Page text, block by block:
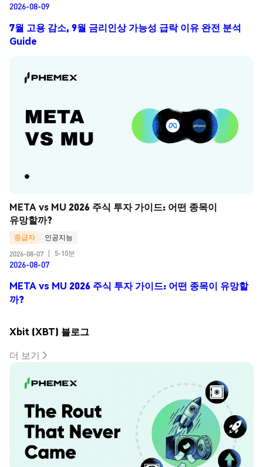
2026-08-09
7월 고용 감소, 9월 금리인상 가능성 급락 이유 완전 분석
Guide
META vs MU 2026 주식 투자 가이드: 어떤 종목이
유망할까?
중급자
인공지능
2026-08-07
5-10분
2026-08-07
META vs MU 2026 주식 투자 가이드: 어떤 종목이 유망할
까?
Xbit (XBT) 블로그
더 보기